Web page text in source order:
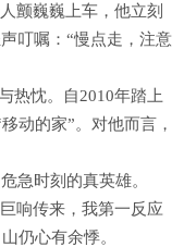
颤巍巍上车，他立刻
叮嘱：“慢点走，注意
热忱。自2010年踏上
动的家”。对他而言，
急时刻的真英雄。
响传来，我第一反应
仍心有余悸。